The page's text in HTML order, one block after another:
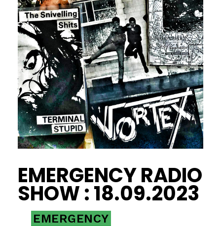
EMERGENCY RADIO
SHOW : 18.09.2023
EMERGENCY